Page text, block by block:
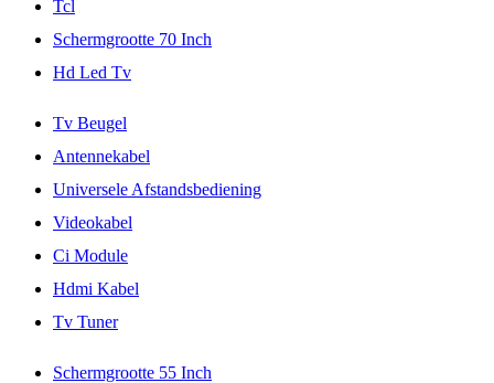
Tcl
Schermgrootte 70 Inch
Hd Led Tv
Tv Beugel
Antennekabel
Universele Afstandsbediening
Videokabel
Ci Module
Hdmi Kabel
Tv Tuner
Schermgrootte 55 Inch